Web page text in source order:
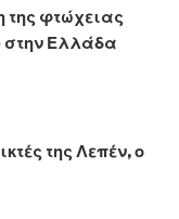
της φτώχειας
στην Ελλάδα
της Λεπέν, ο